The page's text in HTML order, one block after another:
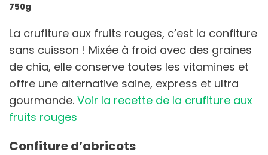
750g
La crufiture aux fruits rouges, c’est la confiture
sans cuisson ! Mixée à froid avec des graines
de chia, elle conserve toutes les vitamines et
offre une alternative saine, express et ultra
gourmande. Voir la recette de la crufiture aux
fruits rouges
Confiture d’abricots